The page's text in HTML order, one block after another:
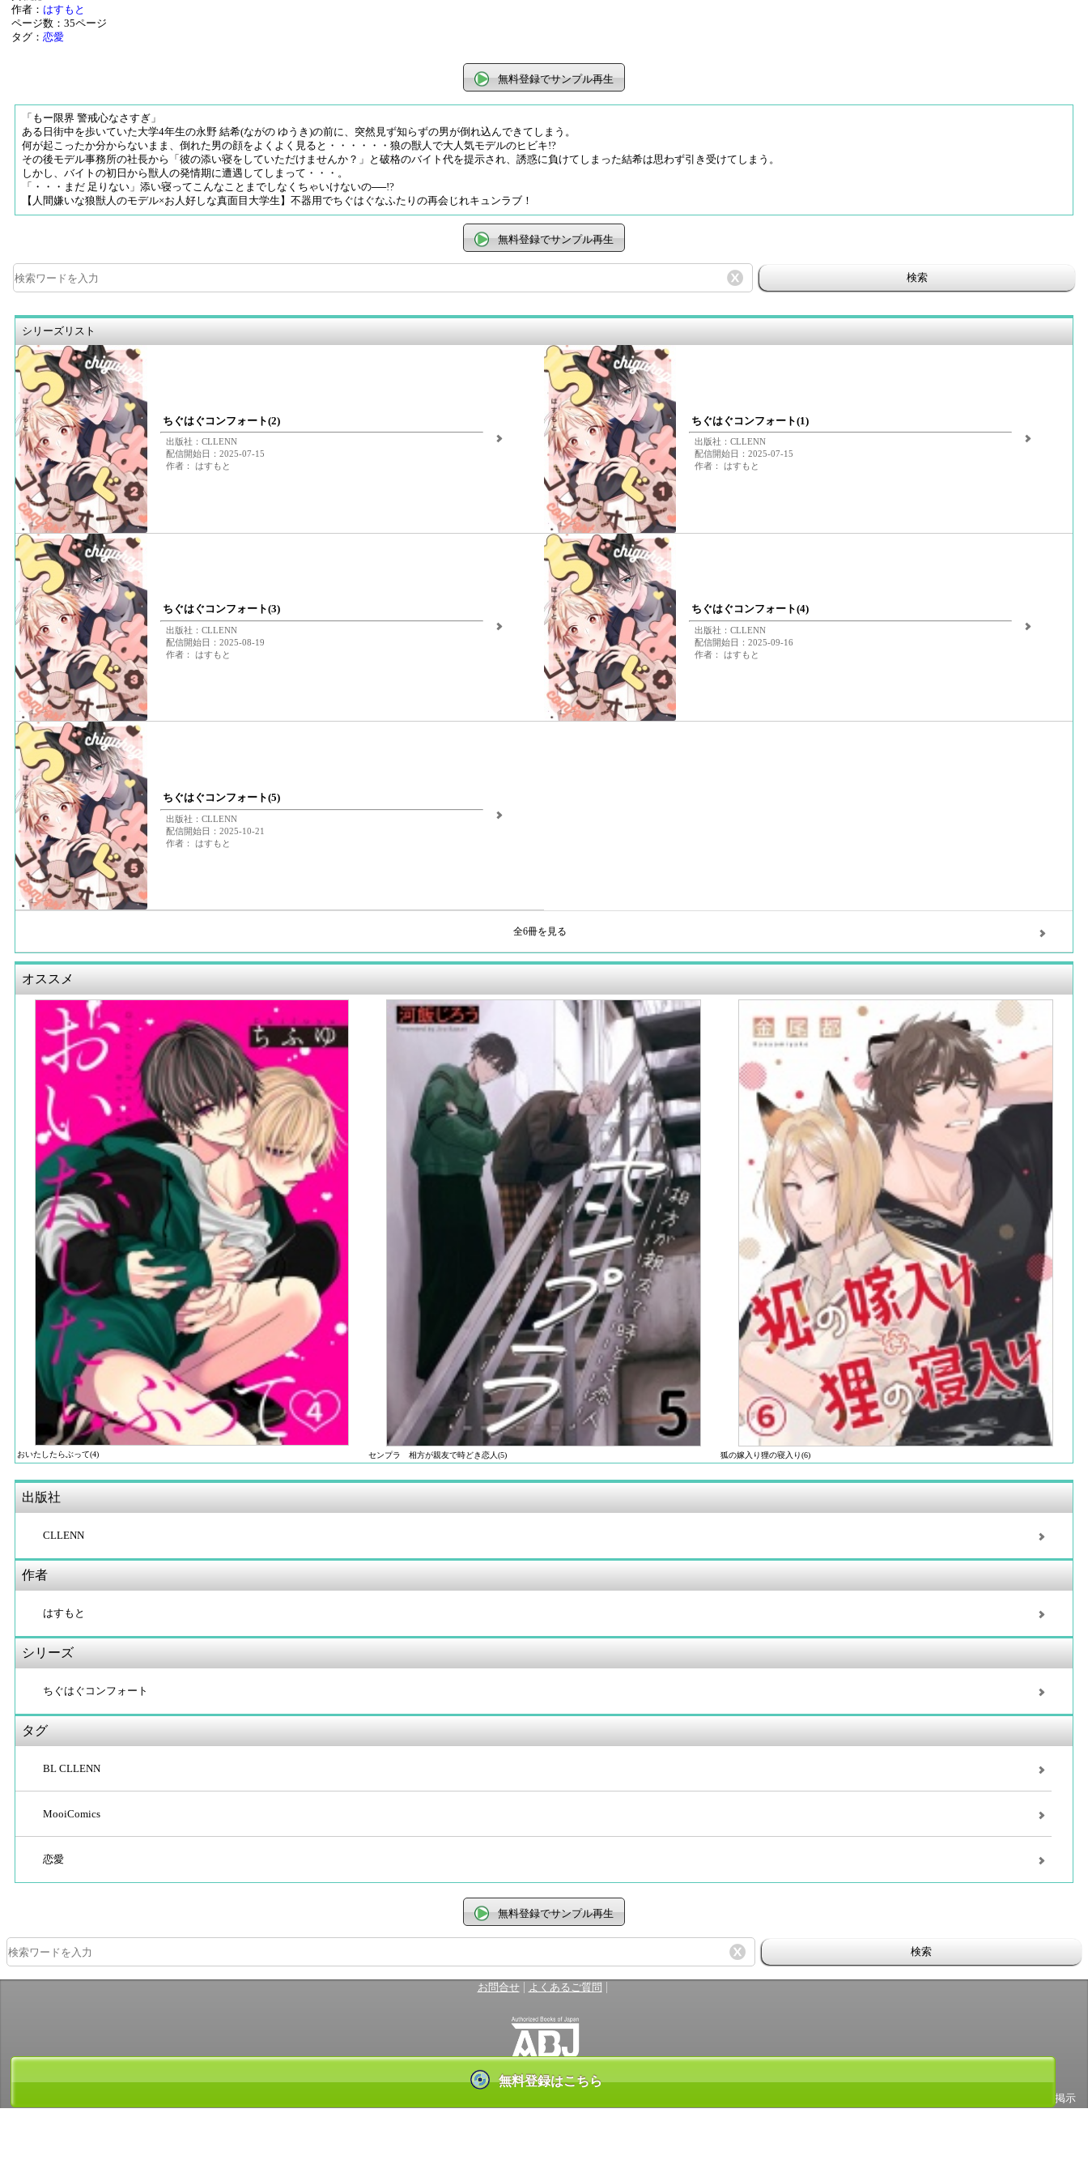
作者： はすもと
ページ数：35ページ
タグ：恋愛
無料登録でサンプル再生
「もー限界 警戒心なさすぎ」
ある日街中を歩いていた大学4年生の永野 結希(ながの ゆうき)の前に、突然見ず知らずの男が倒れ込んできてしまう。
何が起こったか分からないまま、倒れた男の顔をよくよく見ると・・・・・・狼の獣人で大人気モデルのヒビキ!?
その後モデル事務所の社長から「彼の添い寝をしていただけませんか？」と破格のバイト代を提示され、誘惑に負けてしまった結希は思わず引き受けてしまう。
しかし、バイトの初日から獣人の発情期に遭遇してしまって・・・。
「・・・まだ 足りない」添い寝ってこんなことまでしなくちゃいけないの──!?
【人間嫌いな狼獣人のモデル×お人好しな真面目大学生】不器用でちぐはぐなふたりの再会じれキュンラブ！
無料登録でサンプル再生
検索
シリーズリスト
ちぐはぐコンフォート(2)
出版社：CLLENN
配信開始日：2025-07-15
作者： はすもと
ちぐはぐコンフォート(1)
出版社：CLLENN
配信開始日：2025-07-15
作者： はすもと
ちぐはぐコンフォート(3)
出版社：CLLENN
配信開始日：2025-08-19
作者： はすもと
ちぐはぐコンフォート(4)
出版社：CLLENN
配信開始日：2025-09-16
作者： はすもと
ちぐはぐコンフォート(5)
出版社：CLLENN
配信開始日：2025-10-21
作者： はすもと
全6冊を見る
オススメ
おいたしたらぶって(4) センプラ 相方が親友で時どき恋人(5) 狐の嫁入り狸の寝入り(6)
出版社
CLLENN
作者
はすもと
シリーズ
ちぐはぐコンフォート
タグ
BL CLLENN
MooiComics
恋愛
無料登録でサンプル再生
検索
お問合せ| よくあるご質問 |
ＡＢＪマークは、この電子書店・電子書籍配信サービスが、著作権者からコンテンツ使用許諾を得た正規版配信サービスであることを示す登録商標（登録番号 第６０９１７１３号）です。 ABJマークの詳細、ABJマークを掲示
無料登録はこちら